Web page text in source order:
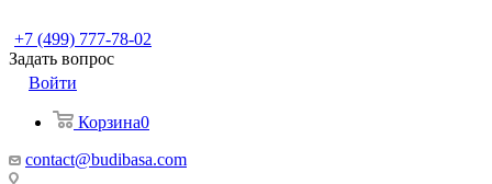
+7 (499) 777-78-02
Задать вопрос
Войти
Корзина0
contact@budibasa.com